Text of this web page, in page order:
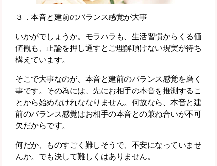
３．本音と建前のバランス感覚が大事
いかがでしょうか。モラハラも、生活習慣からくる価
値観も、正論を押し通すとご理解頂けない現実が待ち
構えています。
そこで大事なのが、本音と建前のバランス感覚を磨く
事です。その為には、先にお相手の本音を推測するこ
とから始めなけれななりません。何故なら、本音と建
前のバランス感覚はお相手の本音との兼ね合いが不可
欠だからです。
何だか、ものすごく難しそうで、不安になっていませ
んか。でも決して難しくはありません。